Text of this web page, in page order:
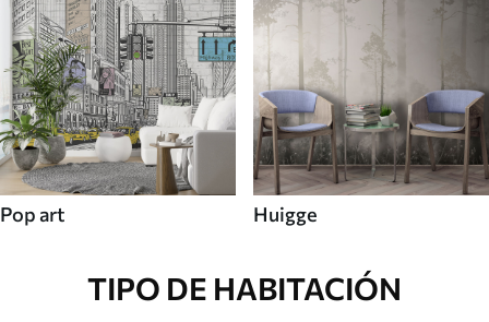
Pop art Huigge
TIPO DE HABITACIÓN